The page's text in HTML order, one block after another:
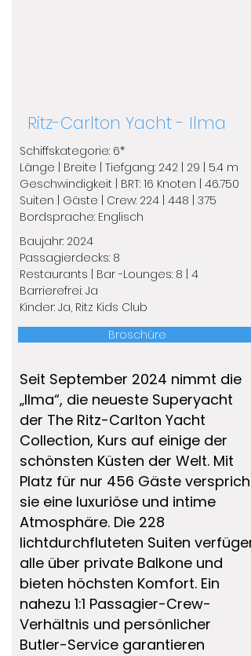
Ritz-Carlton Yacht - Ilma
Schiffskategorie: 6*
Länge | Breite | Tiefgang: 242 | 29 | 5.4 m
Geschwindigkeit | BRT: 16 Knoten | 46.750
​Suiten | Gäste | Crew: 224 | 448 | 375
​Bordsprache: Englisch
Baujahr: 2024
Passagierdecks: 8
Restaurants | Bar -Lounges: 8 | 4
Barrierefrei: Ja
Kinder: Ja, Ritz Kids Club
Broschüre
Seit September 2024 nimmt die
„Ilma“, die neueste Superyacht
der The Ritz-Carlton Yacht
Collection, Kurs auf einige der
schönsten Küsten der Welt. Mit
Platz für nur 456 Gäste verspricht
sie eine luxuriöse und intime
Atmosphäre. Die 228
lichtdurchfluteten Suiten verfügen
alle über private Balkone und
bieten höchsten Komfort. Ein
nahezu 1:1 Passagier-Crew-
Verhältnis und persönlicher
Butler-Service garantieren